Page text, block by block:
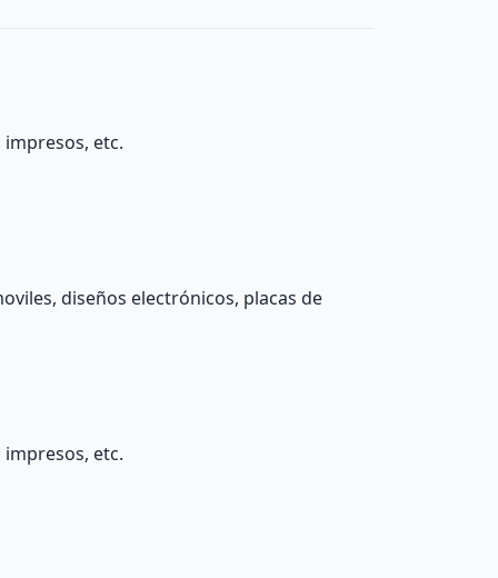
etc.
diseños electrónicos, placas de
etc.